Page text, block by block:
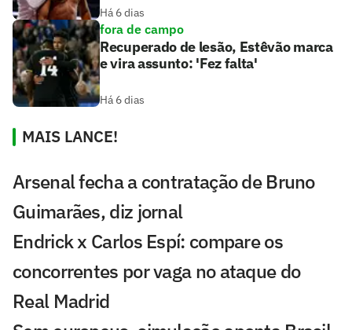
Há 6 dias
fora de campo
Recuperado de lesão, Estêvão marca
e vira assunto: 'Fez falta'
Há 6 dias
MAIS LANCE!
Arsenal fecha a contratação de Bruno
Guimarães, diz jornal
Endrick x Carlos Espí: compare os
concorrentes por vaga no ataque do
Real Madrid